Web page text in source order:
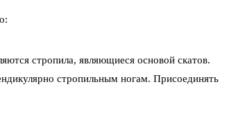
стропила, являющиеся основой скатов.
стропильным ногам. Присоединять